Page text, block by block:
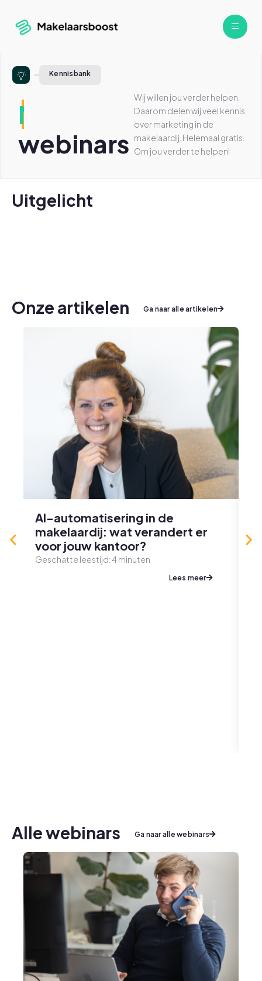
Kennisbank
Makelaars
webinars
Wij willen jou verder helpen.
Daarom delen wij veel kennis
over marketing in de
makelaardij. Helemaal gratis.
Om jou verder te helpen!
Uitgelicht
Onze artikelen Ga naar alle artikelen
AI-automatisering in de
makelaardij: wat verandert er
voor jouw kantoor?
Geschatte leestijd:4 minuten
Lees meer
Alle webinars Ga naar alle webinars